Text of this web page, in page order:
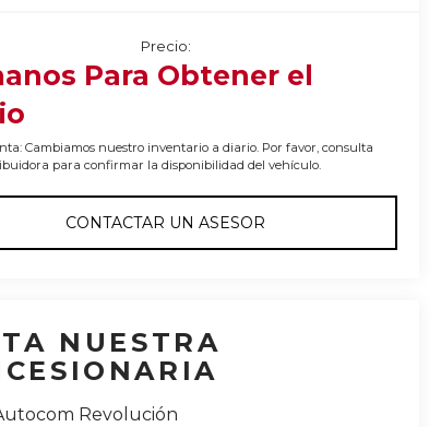
Precio:
Para Obtener el
Cambiamos nuestro inventario a diario. Por favor, consulta
para confirmar la disponibilidad del vehículo.
CONTACTAR UN ASESOR
NUESTRA
Revolución